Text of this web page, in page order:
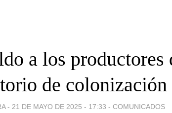
a los productores
de colonización
- 21 DE MAYO DE 2025 - 17:33 - COMUNICADOS